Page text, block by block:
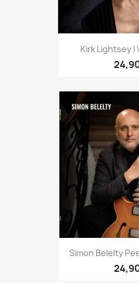
Kirk Lightsey I
Simon Belelty